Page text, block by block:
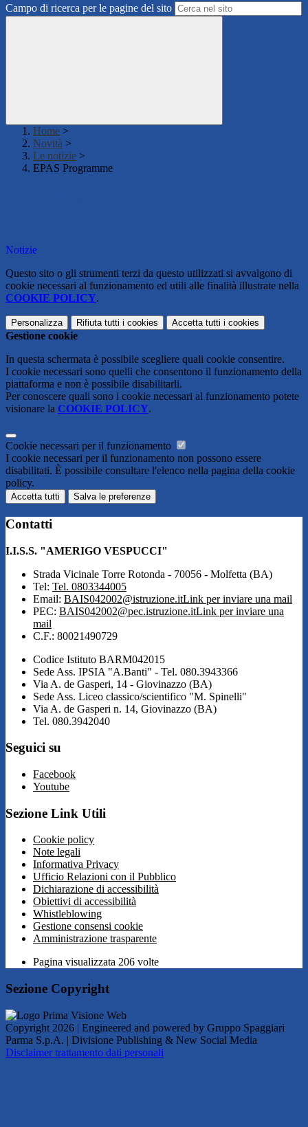
Campo di ricerca per le pagine del sito
Home >
Novità >
Le notizie >
EPAS Programme
Notizie
Questo sito o gli strumenti terzi da questo utilizzati si avvalgono di
cookie necessari al funzionamento ed utili alle finalità illustrate nella
COOKIE POLICY.
Personalizza Rifiuta tutti i cookies Accetta tutti i cookies
Gestione cookie
In questa schermata è possibile scegliere quali cookie consentire.
I cookie necessari sono quelli che consentono il funzionamento della
piattaforma e non è possibile disabilitarli.
Per conoscere quali sono i cookie necessari al funzionamento potete
visionare la COOKIE POLICY.
Cookie necessari per il funzionamento
I cookie necessari per il funzionamento non possono essere
disabilitati. È possibile consultare l'elenco nella pagina della cookie
policy.
Accetta tutti Salva le preferenze
Contatti
I.I.S.S. "AMERIGO VESPUCCI"
Strada Vicinale Torre Rotonda - 70056 - Molfetta (BA)
Tel: Tel. 0803344005
Email: BAIS042002@istruzione.itLink per inviare una mail
PEC: BAIS042002@pec.istruzione.itLink per inviare una
mail
C.F.: 80021490729
Codice Istituto BARM042015
Sede Ass. IPSIA "A.Banti" - Tel. 080.3943366
Via A. de Gasperi, 14 - Giovinazzo (BA)
Sede Ass. Liceo classico/scientifico "M. Spinelli"
Via A. de Gasperi n. 14, Giovinazzo (BA)
Tel. 080.3942040
Seguici su
Facebook
Youtube
Sezione Link Utili
Cookie policy
Note legali
Informativa Privacy
Ufficio Relazioni con il Pubblico
Dichiarazione di accessibilità
Obiettivi di accessibilità
Whistleblowing
Gestione consensi cookie
Amministrazione trasparente
Pagina visualizzata 206 volte
Sezione Copyright
Copyright 2026 | Engineered and powered by Gruppo Spaggiari
Parma S.p.A. | Divisione Publishing & New Social Media
Disclaimer trattamento dati personali